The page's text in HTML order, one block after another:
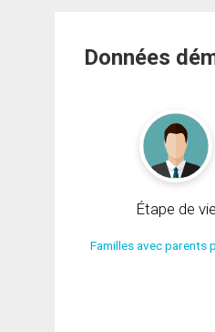
Données
Étape de vie
Familles avec parents